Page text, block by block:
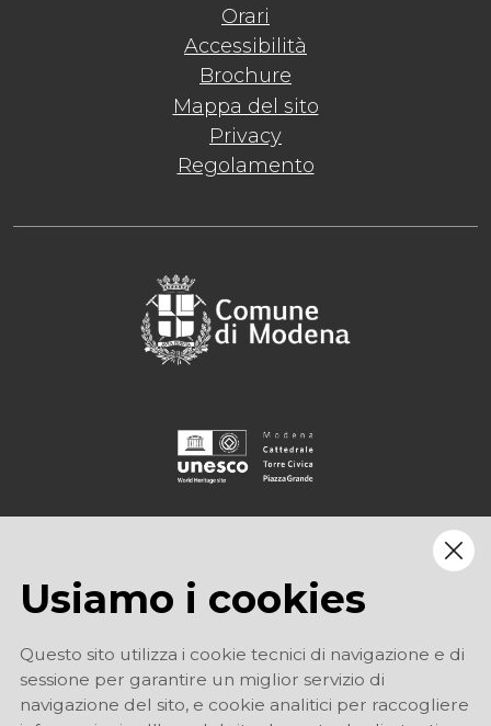
Orari
Accessibilità
Brochure
Mappa del sito
Privacy
Regolamento
Usiamo i cookies
Questo sito utilizza i cookie tecnici di navigazione e di
sessione per garantire un miglior servizio di
navigazione del sito, e cookie analitici per raccogliere